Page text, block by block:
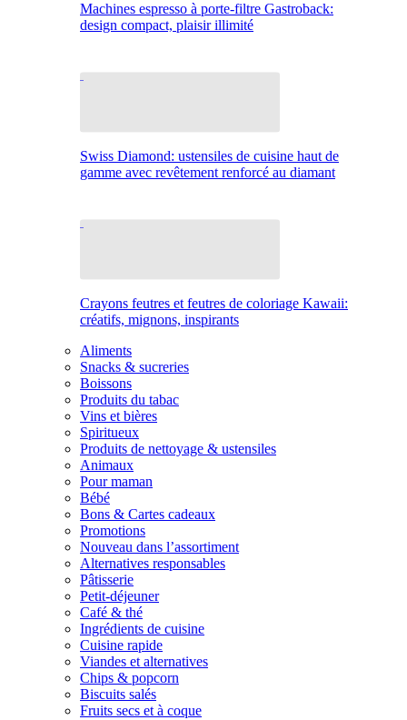
Machines espresso à porte-filtre Gastroback:
design compact, plaisir illimité
Swiss Diamond: ustensiles de cuisine haut de
gamme avec revêtement renforcé au diamant
Crayons feutres et feutres de coloriage Kawaii:
créatifs, mignons, inspirants
Aliments
Snacks & sucreries
Boissons
Produits du tabac
Vins et bières
Spiritueux
Produits de nettoyage & ustensiles
Animaux
Pour maman
Bébé
Bons & Cartes cadeaux
Promotions
Nouveau dans l’assortiment
Alternatives responsables
Pâtisserie
Petit-déjeuner
Café & thé
Ingrédients de cuisine
Cuisine rapide
Viandes et alternatives
Chips & popcorn
Biscuits salés
Fruits secs et à coque